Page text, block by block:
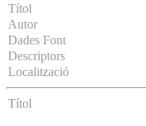
Títol
Autor
Dades Font
Descriptors
Localització
Títol